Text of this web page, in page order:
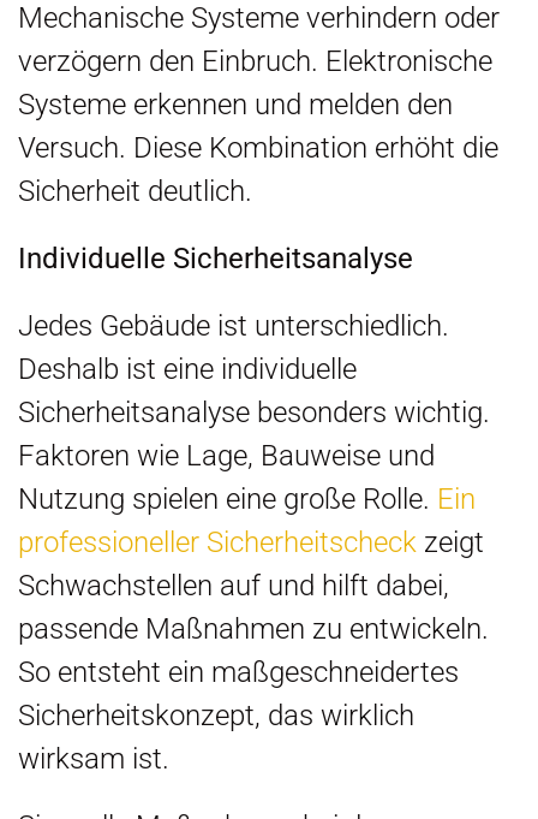
Mechanische Systeme verhindern oder
verzögern den Einbruch. Elektronische
Systeme erkennen und melden den
Versuch. Diese Kombination erhöht die
Sicherheit deutlich.
Individuelle Sicherheitsanalyse
Jedes Gebäude ist unterschiedlich.
Deshalb ist eine individuelle
Sicherheitsanalyse besonders wichtig.
Faktoren wie Lage, Bauweise und
Nutzung spielen eine große Rolle. Ein
professioneller Sicherheitscheck zeigt
Schwachstellen auf und hilft dabei,
passende Maßnahmen zu entwickeln.
So entsteht ein maßgeschneidertes
Sicherheitskonzept, das wirklich
wirksam ist.